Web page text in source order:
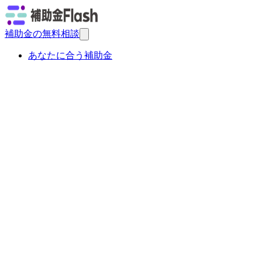
補助金の無料相談
あなたに合う補助金